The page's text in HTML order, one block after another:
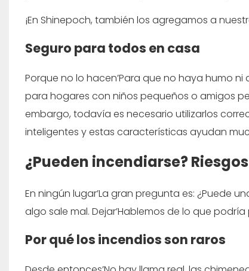
¡En Shinepoch, también los agregamos a
Seguro para todos en casa
Porque no lo hacen’Para que no haya humo
para hogares con niños pequeños o amigos
embargo, todavía es necesario utilizarlos
inteligentes y estas características ayudan
¿Pueden incendiarse?
En ningún lugar’La gran pregunta es: ¿Puede
algo sale mal. Dejar’Hablemos de lo que
Por qué los incendios son raros